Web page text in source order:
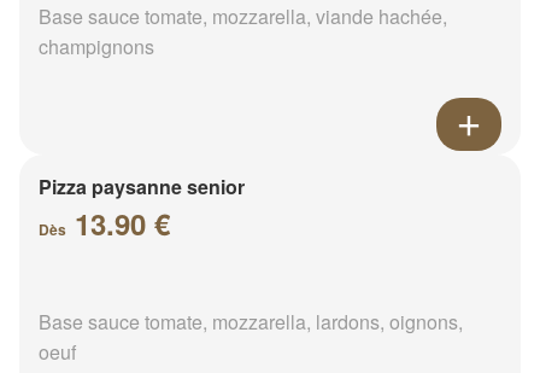
Base sauce tomate, mozzarella, viande hachée,
champignons
Pizza paysanne senior
Dès 13.90 €
Base sauce tomate, mozzarella, lardons, oignons,
oeuf